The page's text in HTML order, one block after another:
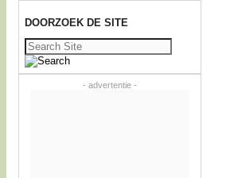
DOORZOEK DE SITE
Zoeken
naar:
- advertentie -